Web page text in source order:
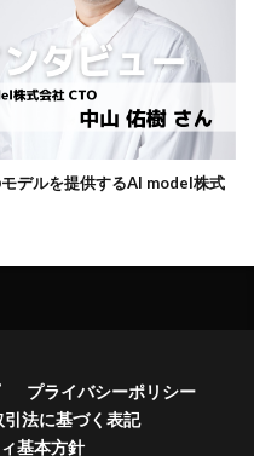
デルを提供するAI model株式
プライバシーポリシー
法に基づく表記
基本方針